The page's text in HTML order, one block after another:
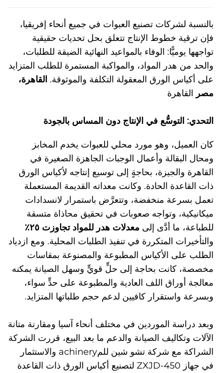
الأسئلة الشائعة
بالنسبة لشركات تصنيع العبوات في جميع أنحاء إفريقيا،
فإن ترقية خطوط الإنتاج تتعلق بحل تحديات حقيقية
تواجهها يوميًّا: الوفاء بالمواعيد النهائية الضيقة للطلبات،
والحد من هدر المواد، والمواكبة المستمرة للطلب المتزايد
على أكياس الورق المعقولة التكلفة والموثوقة. القاهرة،
مصر القاهرة
التحدي: التوسُّع في الإنتاج دون المساس بالجودة
كان العميل، وهو مورد محلي للعبوات يخدم المخابز
ومحال البقالة وأعمال الوجبات الجاهزة الصغيرة في
القاهرة والجيزة، بحاجةٍ إلى توسيع إنتاجه لأكياس الورق
ذات القاعدة الحادة. وكانت معداته القديمة المستعملة
تعمل بسرعة منخفضة، وتتعرَّض باستمرار لانسدادات
ميكانيكية، وتواجه صعوبات في تحقيق محاذاة متسقة
للطباعة، ما أدَّى إلى معدلات هدر للمواد تجاوزت ٢٥٪
والتأخيرات المتكررة في تنفيذ الطلبات المحلية. ومع ازدياد
الطلب على الأكياس المطبوعة والمصنوعة بمقاسات
مخصصة، كانت بحاجة إلى حلٍّ قويٍّ وسهل الصيانة يمكنه
معالجة أوراق اللف العادية والمطبوعة على حدٍّ سواء،
وبسرعة واستقرار كافيين لدعم حجم طلباتها المتزايد.
وبعد دراسة الموردين في مختلف أنحاء آسيا ومقارنة متانة
الآلات وتكاليف الصيانة والدعم ما بعد البيع، قررت الشركة
الشراكة مع شركة تشو شين للمachinery والاستثمار
في جهاز ZXJD-450 لتصنيع أكياس الورق ذات القاعدة